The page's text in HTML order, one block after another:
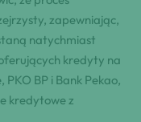
zapewniając,
natychmiast
kredyty na
BP i Bank Pekao,
kredytowe z